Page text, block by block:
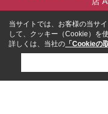
当サイトでは、お客様の当サ
して、クッキー（Cookie）を
詳しくは、当社の 「Cookieの